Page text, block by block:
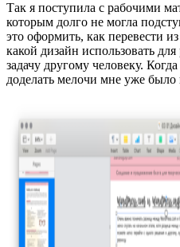
Так я поступила с рабочими
которым долго не могла
это оформить, как перевести
какой дизайн использовать
задачу другому человеку.
доделать мелочи мне уже